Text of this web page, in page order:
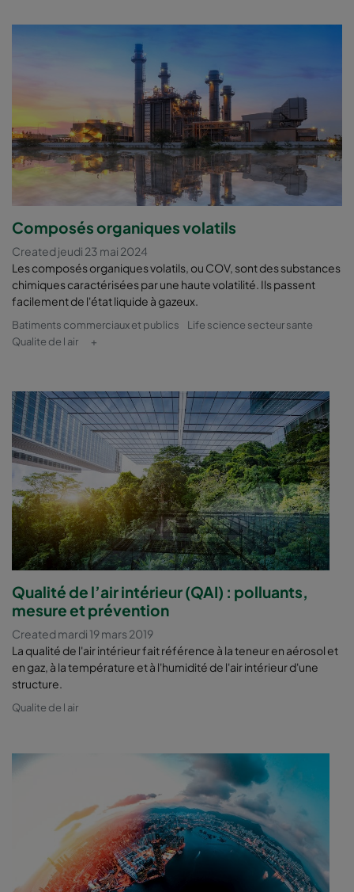
Composés organiques volatils
Created jeudi 23 mai 2024
Les composés organiques volatils, ou COV, sont des substances
chimiques caractérisées par une haute volatilité. Ils passent
facilement de l'état liquide à gazeux.
Batiments commerciaux et publics
Life science secteur sante
Qualite de l air
+
Qualité de l’air intérieur (QAI) : polluants,
mesure et prévention
Created mardi 19 mars 2019
La qualité de l'air intérieur fait référence à la teneur en aérosol et
en gaz, à la température et à l'humidité de l'air intérieur d'une
structure.
Qualite de l air